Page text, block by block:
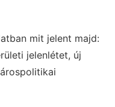
mit jelent majd:
jelenlétet, új